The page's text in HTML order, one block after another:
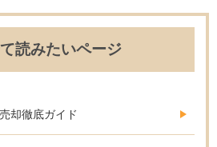
読みたいページ
却徹底ガイド